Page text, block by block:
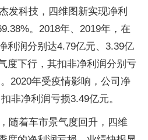
发科技，四维图新实现净利
。2018年、2019年，在
利润分别达4.79亿元、3.39亿
度下行，其扣非净利润分别亏
2020年受疫情影响，公司净
非净利润亏损3.49亿元。
随着车市景气度回升，四维